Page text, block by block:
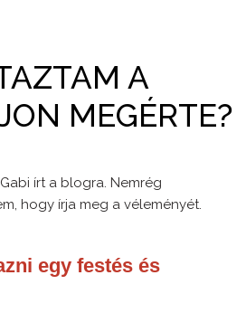
A
MEGÉRTE?
írt a blogra. Nemrég
hogy írja meg a véleményét.
egy festés és